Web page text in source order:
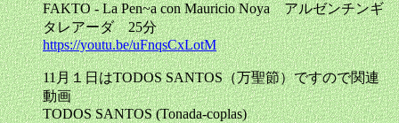
FAKTO - La Pen~a con Mauricio Noya アルゼンチンギ
タレアーダ 25分
https://youtu.be/uFnqsCxLotM
11月１日はTODOS SANTOS（万聖節）ですので関連
動画
TODOS SANTOS (Tonada-coplas)